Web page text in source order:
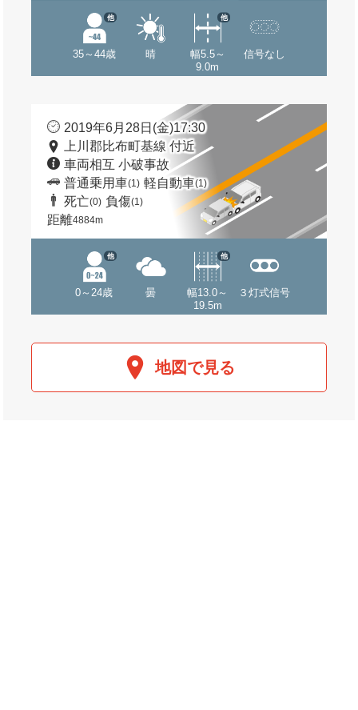
35～44歳
他
晴
幅5.5～
9.0m
他
信号なし
2019年6月28日(金)17:30
上川郡比布町基線 付近
車両相互 小破事故
普通乗用車(1) 軽自動車(1)
死亡(0) 負傷(1)
距離4884m
0～24歳
他
曇
幅13.0～
19.5m
他
３灯式信号
地図で見る